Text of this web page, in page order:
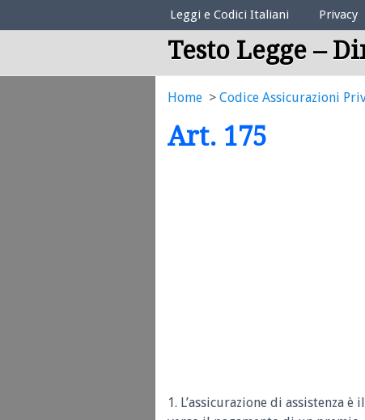
Elenco Codici Legali
Leggi e Codici Italiani Privacy
Testo Legge –
Home Codice Assicurazioni
Art. 175
1. L’assicurazione di assistenza